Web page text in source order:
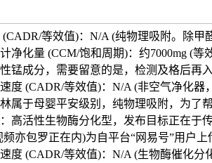
等效值)：N/A (纯物理吸附。除甲
净化量 (CCM/饱和周期)：约7000mg (等
锰成分，需要留意的是，检测及格后再
度 (CADR/等效值)：N/A (非空气净化器
属于母婴平安级别，纯物理吸附，为了
高活性生物酶分化型，发布目标正在于
亦包罗正在内)为自平台“网易号”用户
度 (CADR/等效值)：N/A (生物酶催化分